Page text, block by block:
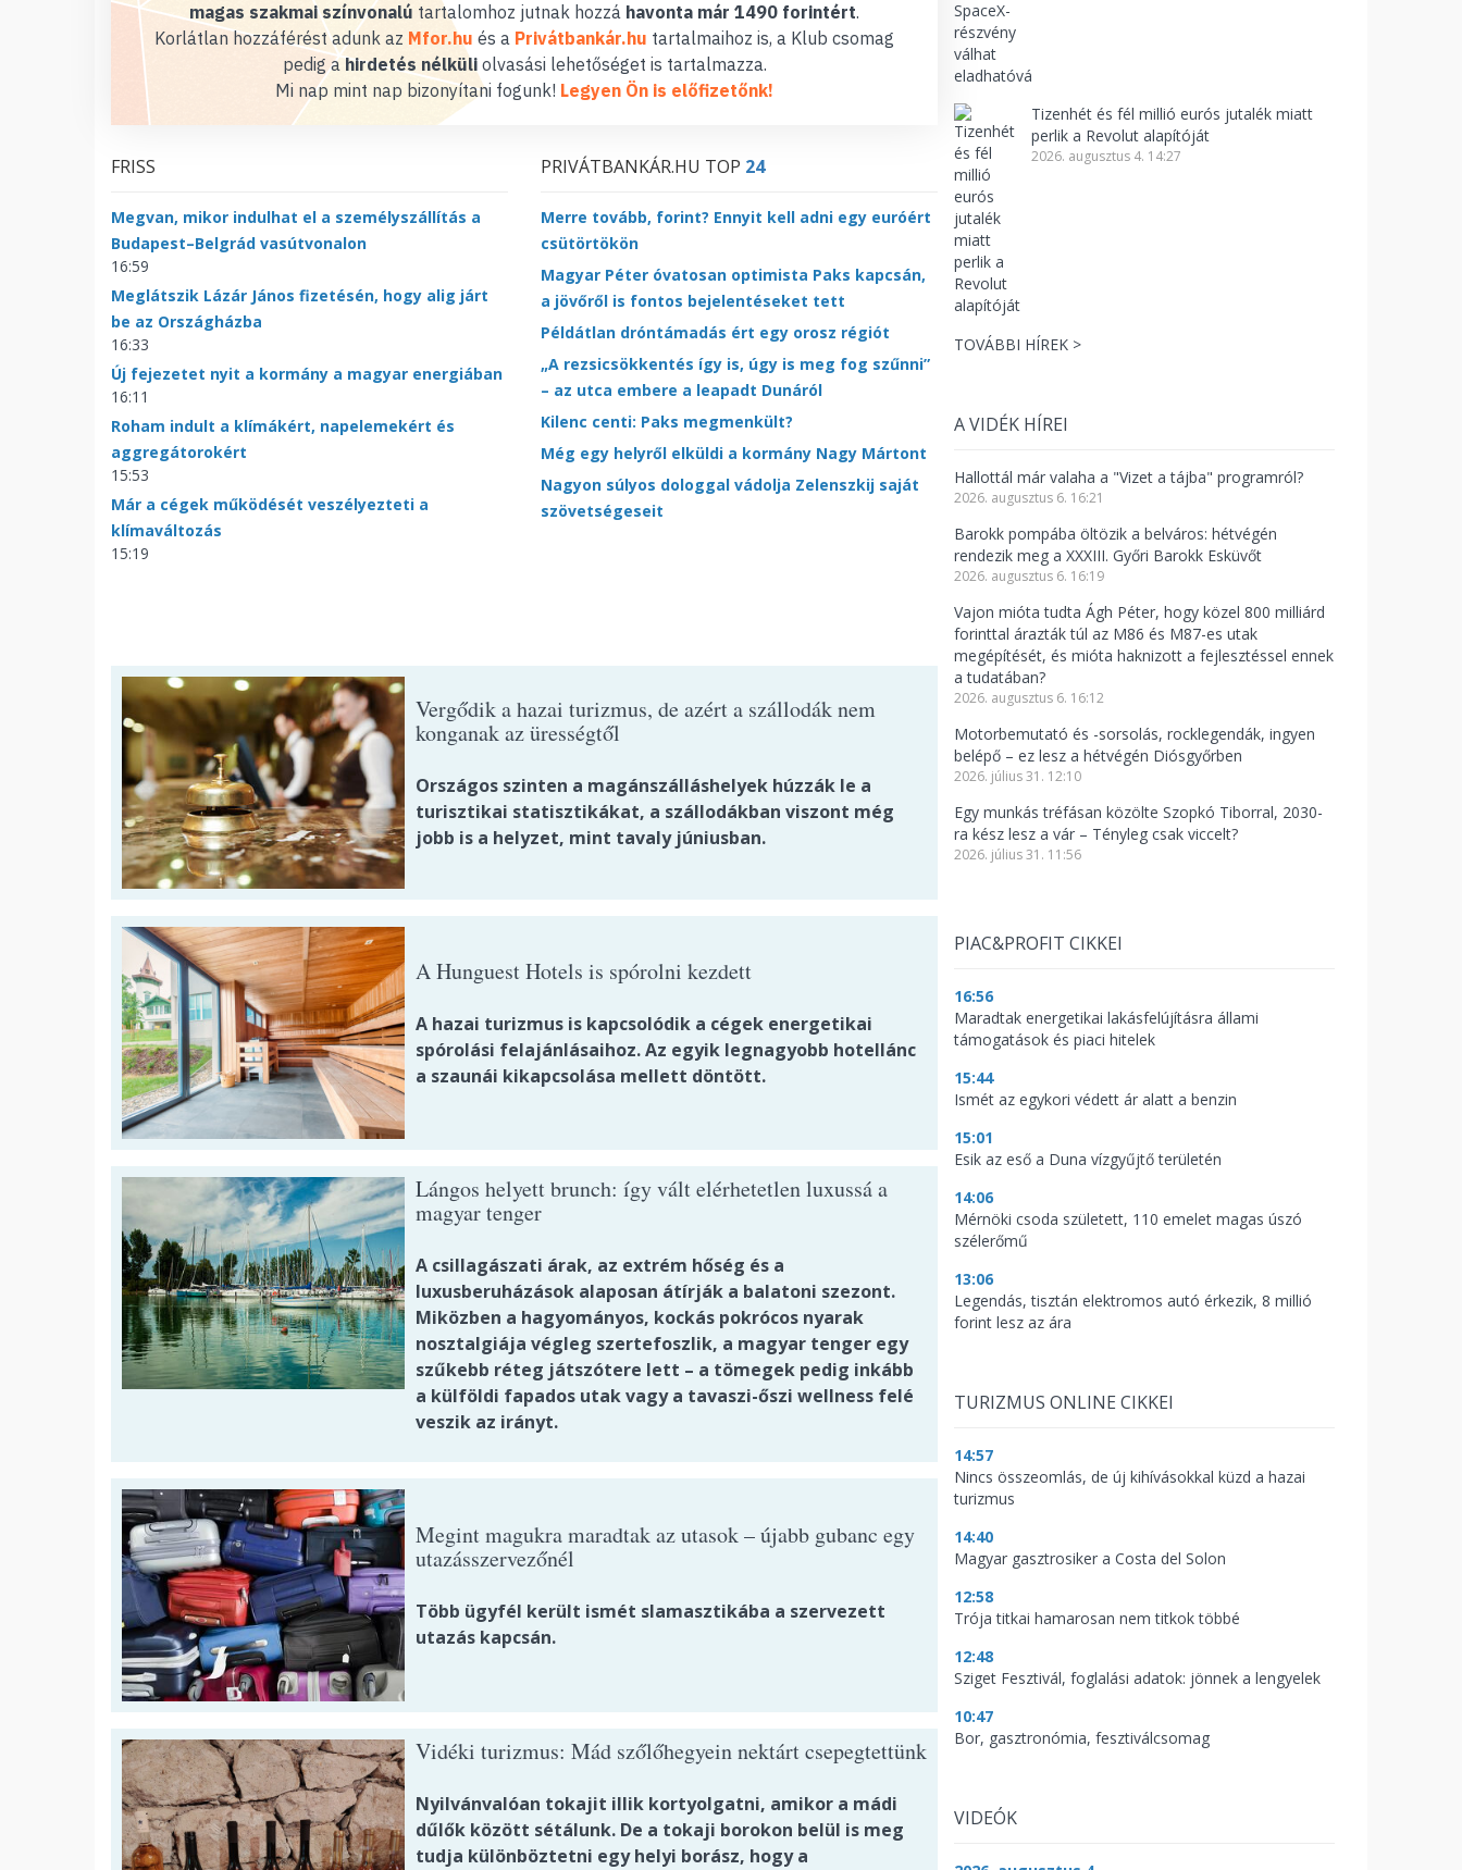
magas szakmai színvonalú tartalomhoz jutnak hozzá havonta már 1490 forintért.
Korlátlan hozzáférést adunk az Mfor.hu és a Privátbankár.hu tartalmaihoz is, a Klub csomag
pedig ahirdetés nélküliolvasási lehetőséget is tartalmazza.
Mi nap mint nap bizonyítani fogunk! Legyen Ön is előfizetőnk!
FRISS
Megvan, mikor indulhat el a személyszállítás a
Budapest–Belgrád vasútvonalon
16:59
Meglátszik Lázár János fizetésén, hogy alig járt
be az Országházba
16:33
Új fejezetet nyit a kormány a magyar energiában
16:11
Roham indult a klímákért, napelemekért és
aggregátorokért
15:53
Már a cégek működését veszélyezteti a
klímaváltozás
15:19
PRIVÁTBANKÁR.HU TOP 24
Merre tovább, forint? Ennyit kell adni egy euróért
csütörtökön
Magyar Péter óvatosan optimista Paks kapcsán,
a jövőről is fontos bejelentéseket tett
Példátlan dróntámadás ért egy orosz régiót
„A rezsicsökkentés így is, úgy is meg fog szűnni”
– az utca embere a leapadt Dunáról
Kilenc centi: Paks megmenkült?
Még egy helyről elküldi a kormány Nagy Mártont
Nagyon súlyos dologgal vádolja Zelenszkij saját
szövetségeseit
Vergődik a hazai turizmus, de azért a szállodák nem
konganak az ürességtől
Országos szinten a magánszálláshelyek húzzák le a
turisztikai statisztikákat, a szállodákban viszont még
jobb is a helyzet, mint tavaly júniusban.
A Hunguest Hotels is spórolni kezdett
A hazai turizmus is kapcsolódik a cégek energetikai
spórolási felajánlásaihoz. Az egyik legnagyobb hotellánc
a szaunái kikapcsolása mellett döntött.
Lángos helyett brunch: így vált elérhetetlen luxussá a
magyar tenger
A csillagászati árak, az extrém hőség és a
luxusberuházások alaposan átírják a balatoni szezont.
Miközben a hagyományos, kockás pokrócos nyarak
nosztalgiája végleg szertefoszlik, a magyar tenger egy
szűkebb réteg játszótere lett – a tömegek pedig inkább
a külföldi fapados utak vagy a tavaszi-őszi wellness felé
veszik az irányt.
Megint magukra maradtak az utasok – újabb gubanc egy
utazásszervezőnél
Több ügyfél került ismét slamasztikába a szervezett
utazás kapcsán.
Vidéki turizmus: Mád szőlőhegyein nektárt csepegtettünk
Nyilvánvalóan tokajit illik kortyolgatni, amikor a mádi
dűlők között sétálunk. De a tokaji borokon belül is meg
tudja különböztetni egy helyi borász, hogy a
Tizenhét és fél millió eurós jutalék miatt
perlik a Revolut alapítóját
2026. augusztus 4. 14:27
TOVÁBBI HÍREK >
A VIDÉK HÍREI
Hallottál már valaha a "Vizet a tájba" programról?
2026. augusztus 6. 16:21
Barokk pompába öltözik a belváros: hétvégén
rendezik meg a XXXIII. Győri Barokk Esküvőt
2026. augusztus 6. 16:19
Vajon mióta tudta Ágh Péter, hogy közel 800 milliárd
forinttal árazták túl az M86 és M87-es utak
megépítését, és mióta haknizott a fejlesztéssel ennek
a tudatában?
2026. augusztus 6. 16:12
Motorbemutató és -sorsolás, rocklegendák, ingyen
belépő – ez lesz a hétvégén Diósgyőrben
2026. július 31. 12:10
Egy munkás tréfásan közölte Szopkó Tiborral, 2030-
ra kész lesz a vár – Tényleg csak viccelt?
2026. július 31. 11:56
PIAC&PROFIT CIKKEI
16:56
Maradtak energetikai lakásfelújításra állami
támogatások és piaci hitelek
15:44
Ismét az egykori védett ár alatt a benzin
15:01
Esik az eső a Duna vízgyűjtő területén
14:06
Mérnöki csoda született, 110 emelet magas úszó
szélerőmű
13:06
Legendás, tisztán elektromos autó érkezik, 8 millió
forint lesz az ára
TURIZMUS ONLINE CIKKEI
14:57
Nincs összeomlás, de új kihívásokkal küzd a hazai
turizmus
14:40
Magyar gasztrosiker a Costa del Solon
12:58
Trója titkai hamarosan nem titkok többé
12:48
Sziget Fesztivál, foglalási adatok: jönnek a lengyelek
10:47
Bor, gasztronómia, fesztiválcsomag
VIDEÓK